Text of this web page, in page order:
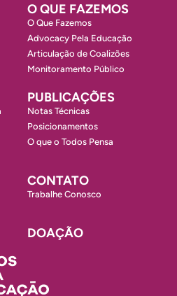
O QUE FAZEMOS
O Que Fazemos
Advocacy Pela Educação
Articulação de Coalizões
Monitoramento Público
PUBLICAÇÕES
Notas Técnicas
Posicionamentos
O que o Todos Pensa
CONTATO
Trabalhe Conosco
DOAÇÃO